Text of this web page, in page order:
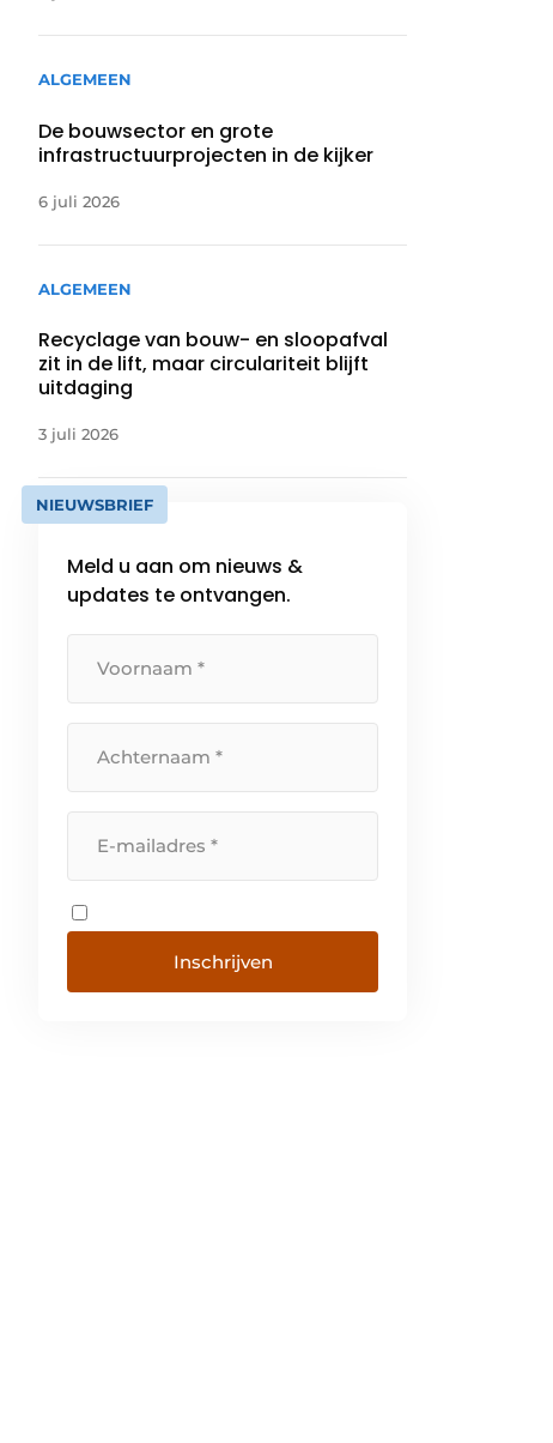
ALGEMEEN
De bouwsector en grote
infrastructuurprojecten in de kijker
6 juli 2026
ALGEMEEN
Recyclage van bouw- en sloopafval
zit in de lift, maar circulariteit blijft
uitdaging
3 juli 2026
NIEUWSBRIEF
Meld u aan om nieuws &
updates te ontvangen.
Inschrijven